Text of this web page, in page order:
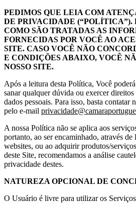
PEDIMOS QUE LEIA COM
DE PRIVACIDADE (“POLÍTICA”).
COMO SÃO TRATADAS AS
FORNECIDAS POR VOCÊ AO
SITE. CASO VOCÊ NÃO
E CONDIÇÕES ABAIXO, VOCÊ
NOSSO SITE.
Após a leitura desta Política, Você
sanar qualquer dúvida ou exercer direitos
dados pessoais. Para isso, basta contatar
pelo e-mail
A nossa Política não se aplica aos
portanto, ao ser encaminhado, através
websites, ou ao adquirir produtos/
deste Site, recomendamos a análise
privacidade destes.
NATUREZA OPCIONAL DE
O Usuário é livre para utilizar os